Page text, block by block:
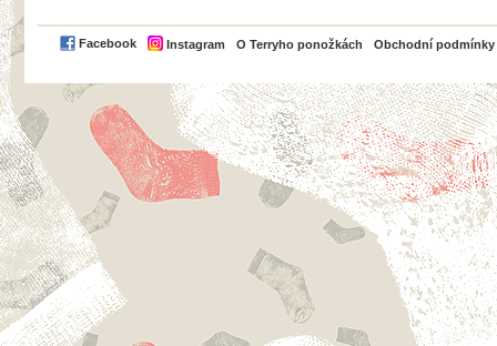
Facebook Instagram O Terryho ponožkách Obchodní podmínky
PayPal